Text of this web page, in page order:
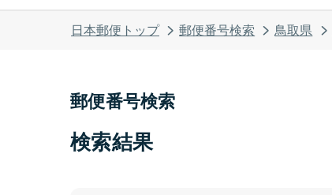
日本郵便トップ 郵便番号検索 鳥取県
郵便番号検索
検索結果